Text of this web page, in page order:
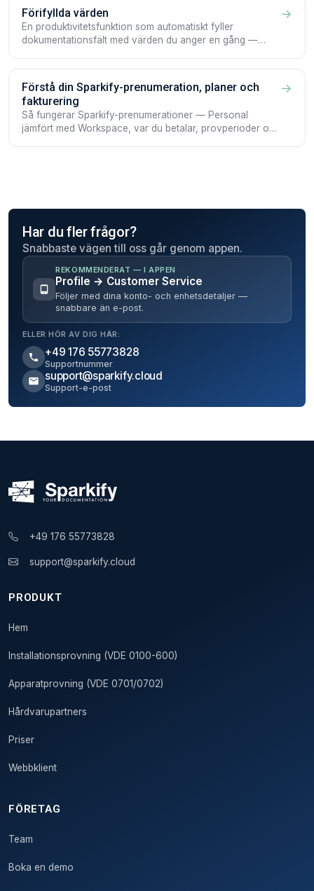
Förifyllda värden
En produktivitetsfunktion som automatiskt fyller
dokumentationsfält med värden du anger en gång —
Webclient.
→
Förstå din Sparkify-prenumeration, planer och
fakturering
Så fungerar Sparkify-prenumerationer — Personal
jämfört med Workspace, var du betalar, provperioder och
→
Har du fler frågor?
Snabbaste vägen till oss går genom appen.
REKOMMENDERAT — I APPEN
Profile → Customer Service
Följer med dina konto- och enhetsdetaljer —
snabbare än e-post.
ELLER HÖR AV DIG HÄR:
+49 176 55773828
Supportnummer
support@sparkify.cloud
Support-e-post
+49 176 55773828
support@sparkify.cloud
PRODUKT
Hem
Installationsprovning (VDE 0100-600)
Apparatprovning (VDE 0701/0702)
Hårdvarupartners
Priser
Webbklient
FÖRETAG
Team
Boka en demo